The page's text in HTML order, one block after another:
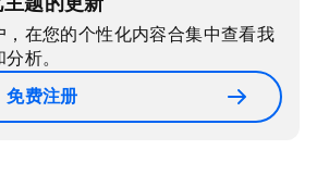
，在您的个性化内容合集中查看我
析。
免费注册